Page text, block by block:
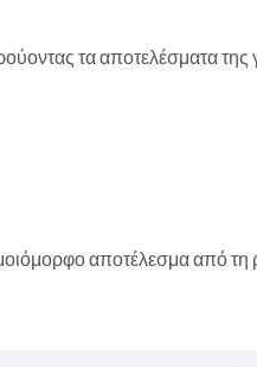
τα αποτελέσματα
αποτέλεσμα από τη